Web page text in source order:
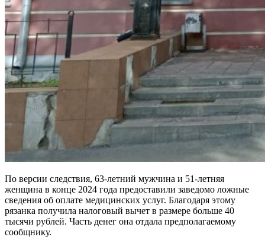
По версии следствия, 63-летний мужчина и 51-летняя
женщина в конце 2024 года предоставили заведомо ложные
сведения об оплате медицинских услуг. Благодаря этому
рязанка получила налоговый вычет в размере больше 40
тысячи рублей. Часть денег она отдала предполагаемому
сообщнику.